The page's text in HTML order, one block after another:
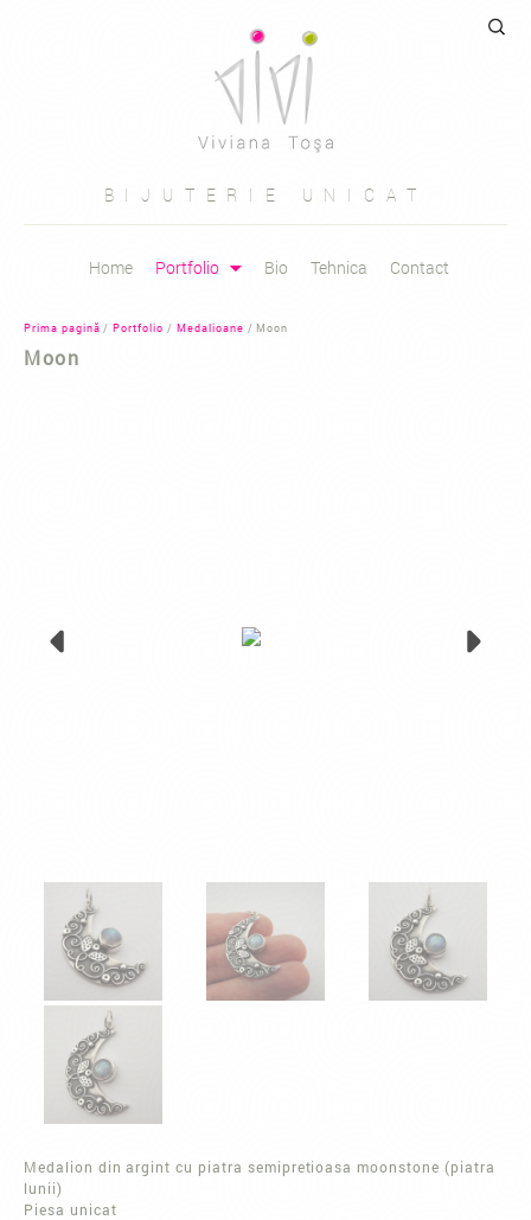
BIJUTERIE UNICAT
Sari
Home Portfolio Bio Tehnica Contact
Caută
Prima pagină /Portfolio / Medalioane / Moon
Moon
Medalion din argint cu piatra semipretioasa moonstone (piatra
lunii)
Piesa unicat